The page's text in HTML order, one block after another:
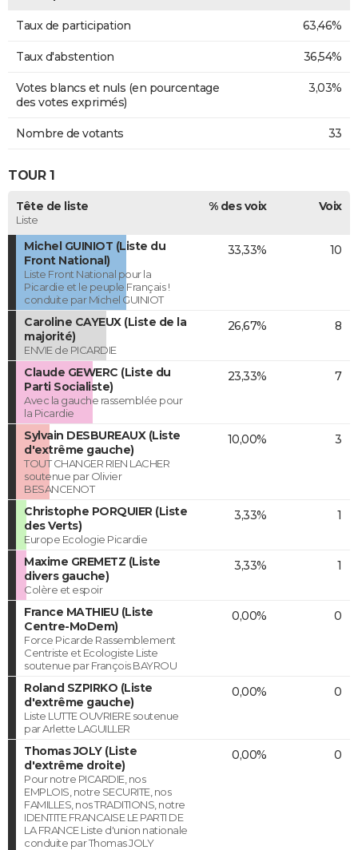
Taux de participation 63,46%
Taux d'abstention 36,54%
Votes blancs et nuls (en pourcentage
des votes exprimés)
3,03%
Nombre de votants 33
TOUR 1
Tête de liste
Liste
% des voix Voix
Michel GUINIOT (Liste du
Front National)
Liste Front National pour la
Picardie et le peuple Français !
conduite par Michel GUINIOT
33,33% 10
Caroline CAYEUX (Liste de la
majorité)
ENVIE de PICARDIE
26,67% 8
Claude GEWERC (Liste du
Parti Socialiste)
Avec la gauche rassemblée pour
la Picardie
23,33% 7
Sylvain DESBUREAUX (Liste
d'extrême gauche)
TOUT CHANGER RIEN LACHER
soutenue par Olivier
BESANCENOT
10,00% 3
Christophe PORQUIER (Liste
des Verts)
Europe Ecologie Picardie
3,33% 1
Maxime GREMETZ (Liste
divers gauche)
Colère et espoir
3,33% 1
France MATHIEU (Liste
Centre-MoDem)
Force Picarde Rassemblement
Centriste et Ecologiste Liste
soutenue par François BAYROU
0,00% 0
Roland SZPIRKO (Liste
d'extrême gauche)
Liste LUTTE OUVRIERE soutenue
par Arlette LAGUILLER
0,00% 0
Thomas JOLY (Liste
d'extrême droite)
Pour notre PICARDIE, nos
EMPLOIS, notre SECURITE, nos
FAMILLES, nos TRADITIONS, notre
IDENTITE FRANCAISE LE PARTI DE
LA FRANCE Liste d'union nationale
conduite par Thomas JOLY
0,00% 0